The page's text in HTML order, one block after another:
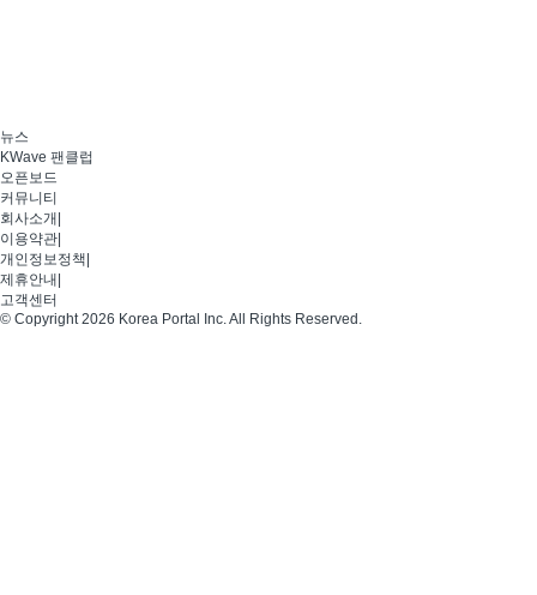
뉴스
KWave 팬클럽
오픈보드
커뮤니티
회사소개
이용약관
개인정보정책
제휴안내
고객센터
© Copyright 2026 Korea Portal Inc. All Rights Reserved.